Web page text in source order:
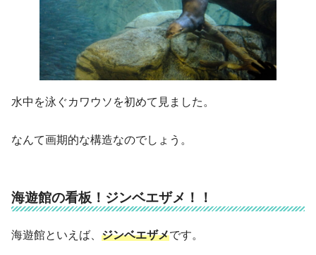
水中を泳ぐカワウソを初めて見ました。
なんて画期的な構造なのでしょう。
海遊館の看板！ジンベエザメ！！
海遊館といえば、 ジンベエザメです。